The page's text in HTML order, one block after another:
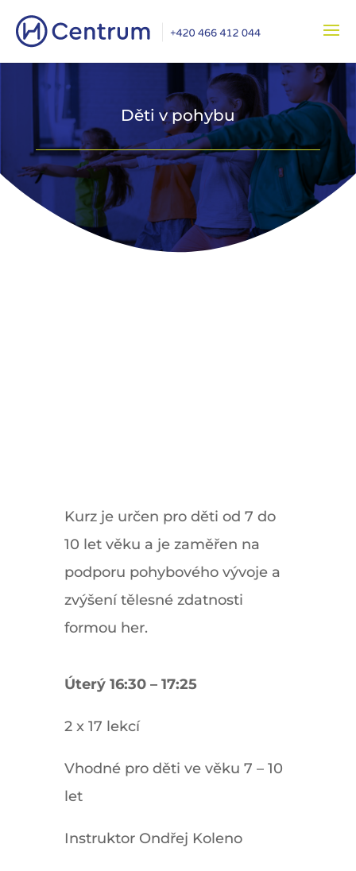
Děti v pohybu
Kurz je určen pro děti od 7 do
10 let věku a je zaměřen na
podporu pohybového vývoje a
zvýšení tělesné zdatnosti
formou her.
Úterý 16:30 – 17:25
2 x 17 lekcí
Vhodné pro děti ve věku 7 – 10
let
Instruktor Ondřej Koleno